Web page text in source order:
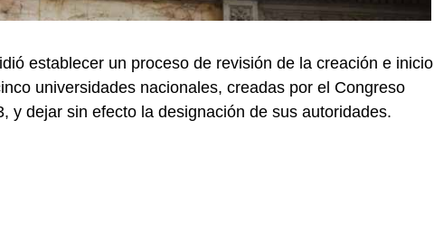
establecer un proceso de revisión de la creación e inicio
universidades nacionales, creadas por el Congreso
y dejar sin efecto la designación de sus autoridades.